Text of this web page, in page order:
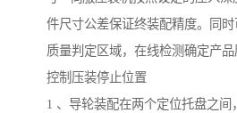
件尺寸公差保证终装配精度。同
质量判定区域，在线检测确定产
控制压装停止位置
1 、导轮装配在两个定位托盘之间